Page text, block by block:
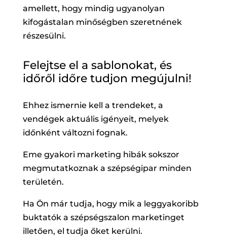
amellett, hogy mindig ugyanolyan
kifogástalan minőségben szeretnének
részesülni.
Felejtse el a sablonokat, és
időről időre tudjon megújulni!
Ehhez ismernie kell a trendeket, a
vendégek aktuális igényeit, melyek
időnként változni fognak.
Eme gyakori marketing hibák sokszor
megmutatkoznak a szépségipar minden
területén.
Ha Ön már tudja, hogy mik a leggyakoribb
buktatók a szépségszalon marketinget
illetően, el tudja őket kerülni.